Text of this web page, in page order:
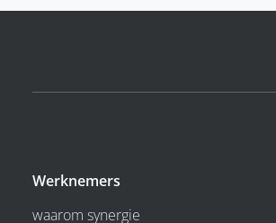
Werknemers
waarom synergie